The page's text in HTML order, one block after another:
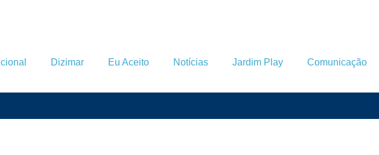
Dizimar Eu Aceito Notícias Jardim Play Comunicação